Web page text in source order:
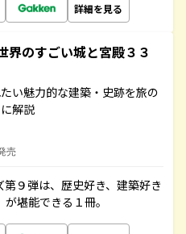
詳細を見る
のすごい城と宮殿３３
い魅力的な建築・史跡を旅の
解説
売
第９弾は、歴史好き、建築好き
堪能できる１冊。